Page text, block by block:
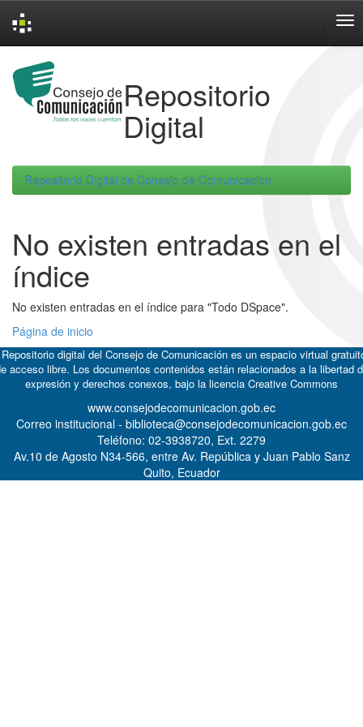
navigation
Repositorio
Digital
Repositorio Digital de Consejo de Comunicacion
No existen entradas en el
índice
No existen entradas en el índice para "Todo DSpace".
Página de inicio
digital del Consejo de Comunicación es un espacio virtual
acceso libre. Los documentos contenidos están relacionados a la libertad
expresión y derechos conexos, bajo la licencia Creative Commons
www.consejodecomunicacion.gob.ec
Correo institucional - biblioteca@consejodecomunicacion.gob.ec
Teléfono: 02-3938720, Ext. 2279
Av.10 de Agosto N34-566, entre Av. República y Juan Pablo Sanz
Quito, Ecuador